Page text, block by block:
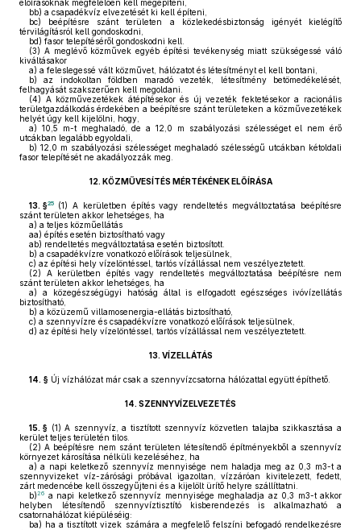
előírásoknak megfelelően kell megépíteni,
bb) a csapadékvíz elvezetését ki kell építeni,
bc) beépítésre szánt területen a közlekedésbiztonság igényét kielégítő
térvilágításról kell gondoskodni,
bd) fasor telepítéséről gondoskodni kell.
(3) A meglévő közművek egyéb építési tevékenység miatt szükségessé váló
kiváltásakor
a) a feleslegessé vált közművet, hálózatot és létesítményt el kell bontani,
b) az indokoltan földben maradó vezeték, létesítmény betömedékelését,
felhagyását szakszerűen kell megoldani.
(4) A közművezetékek átépítésekor és új vezeték fektetésekor a racionális
területgazdálkodás érdekében a beépítésre szánt területeken a közművezetékek
helyét úgy kell kijelölni, hogy,
a) 10,5 m-t meghaladó, de a 12,0 m szabályozási szélességet el nem érő
utcákban legalább egyoldali,
b) 12,0 m szabályozási szélességet meghaladó szélességű utcákban kétoldali
fasor telepítését ne akadályozzák meg.
12. KÖZMŰVESÍTÉS MÉRTÉKÉNEK ELŐÍRÁSA
13. §25 (1) A kerületben építés vagy rendeltetés megváltoztatása beépítésre
szánt területen akkor lehetséges, ha
a) a teljes közműellátás
aa) építés esetén biztosítható vagy
ab) rendeltetés megváltoztatása esetén biztosított.
b) a csapadékvízre vonatkozó előírások teljesülnek,
c) az építési hely vízelöntéssel, tartós vízállással nem veszélyeztetett.
(2) A kerületben építés vagy rendeltetés megváltoztatása beépítésre nem
szánt területen akkor lehetséges, ha
a) a közegészségügyi hatóság által is elfogadott egészséges ivóvízellátás
biztosítható,
b) a közüzemű villamosenergia-ellátás biztosítható,
c) a szennyvízre és csapadékvízre vonatkozó előírások teljesülnek,
d) az építési hely vízelöntéssel, tartós vízállással nem veszélyeztetett.
13. VÍZELLÁTÁS
14. § Új vízhálózat már csak a szennyvízcsatorna hálózattal együtt építhető.
14. SZENNYVÍZELVEZETÉS
15. § (1) A szennyvíz, a tisztított szennyvíz közvetlen talajba szikkasztása a
kerület teljes területén tilos.
(2) A beépítésre nem szánt területen létesítendő építményekből a szennyvíz
környezet károsítása nélküli kezeléséhez, ha
a) a napi keletkező szennyvíz mennyisége nem haladja meg az 0,3 m3-t a
szennyvizeket víz-zárósági próbával igazoltan, vízzáróan kivitelezett, fedett,
zárt medencébe kell összegyűjteni és a kijelölt ürítő helyre szállíttatni.
b)26 a napi keletkező szennyvíz mennyisége meghaladja az 0,3 m3-t akkor
helyben létesítendő szennyvíztisztító kisberendezés is alkalmazható a
csatornahálózat kiépüléséig:
ba) ha a tisztított vizek számára a megfelelő felszíni befogadó rendelkezésre